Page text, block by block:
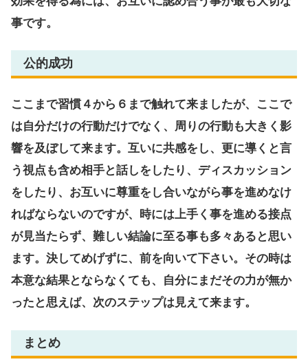
事です。
公的成功
ここまで習慣４から６まで触れて来ましたが、ここで
は自分だけの行動だけでなく、周りの行動も大きく影
響を及ぼして来ます。互いに共感をし、更に導くと言
う視点も含め相手と話しをしたり、ディスカッション
をしたり、お互いに尊重をし合いながら事を進めなけ
ればならないのですが、時には上手く事を進める接点
が見当たらず、難しい結論に至る事も多々あると思い
ます。決してめげずに、前を向いて下さい。その時は
本意な結果とならなくても、自分にまだその力が無か
ったと思えば、次のステップは見えて来ます。
まとめ